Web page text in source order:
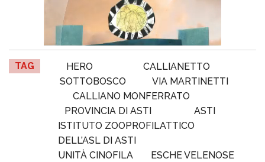
TAG HERO
CALLIANETTO
SOTTOBOSCO
VIA MARTINETTI
CALLIANO MONFERRATO
PROVINCIA DI ASTI
ASTI
ISTITUTO ZOOPROFILATTICO
DELL’ASL DI ASTI
UNITÀ CINOFILA
ESCHE VELENOSE